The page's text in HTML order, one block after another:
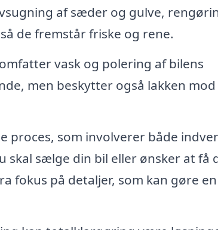
af sæder og gulve,
de fremstår friske og rene.
vask og polering af bilens
men beskytter også lakken mod
proces, som involverer både
sælge din bil eller ønsker at få
fokus på detaljer, som kan gøre